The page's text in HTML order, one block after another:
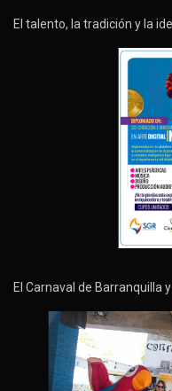
El talento, la tradición y la
El Carnaval de Barranquilla